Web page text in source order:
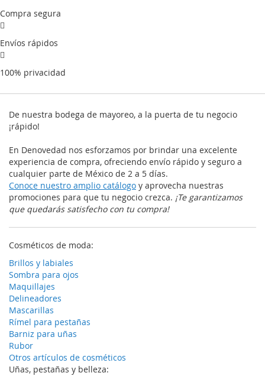
Compra segura
Envíos rápidos
100% privacidad
De nuestra bodega de mayoreo, a la puerta de tu negocio
¡rápido!
En Denovedad nos esforzamos por brindar una excelente
experiencia de compra, ofreciendo envío rápido y seguro a
cualquier parte de México de 2 a 5 días.
Conoce nuestro amplio catálogo y aprovecha nuestras
promociones para que tu negocio crezca. ¡Te garantizamos
que quedarás satisfecho con tu compra!
Cosméticos de moda:
Brillos y labiales
Sombra para ojos
Maquillajes
Delineadores
Mascarillas
Rímel para pestañas
Barniz para uñas
Rubor
Otros artículos de cosméticos
Uñas, pestañas y belleza: